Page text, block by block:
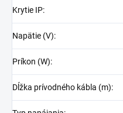
Krytie IP:
Napätie (V):
Príkon (W):
Dĺžka prívodného kábla (m):